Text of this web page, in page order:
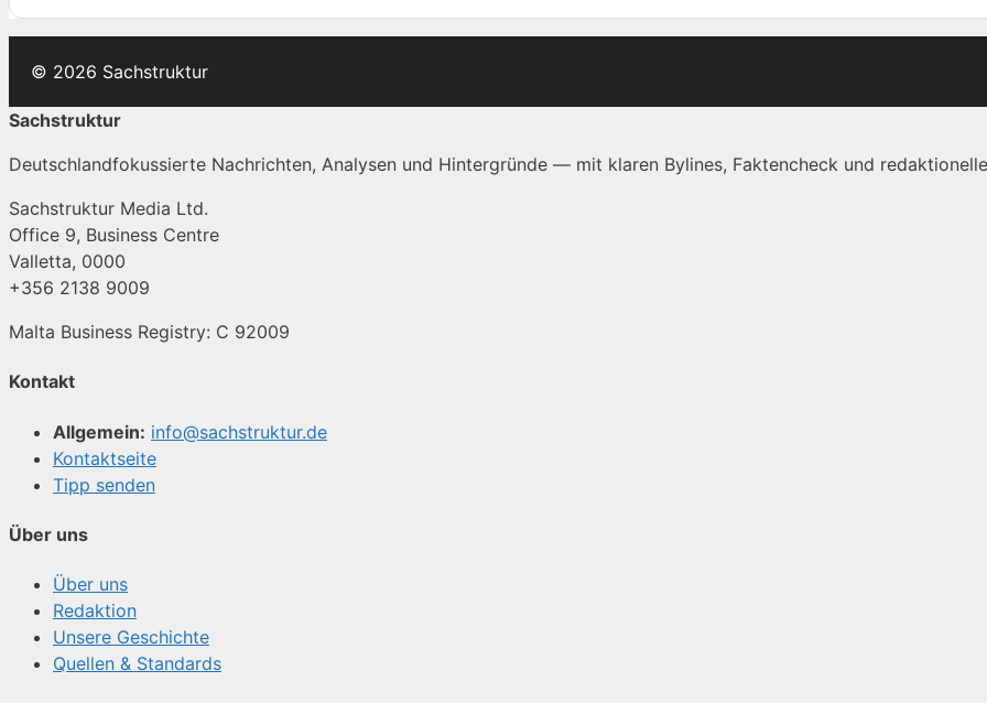
© 2026 Sachstruktur
Sachstruktur
Deutschlandfokussierte Nachrichten, Analysen und Hintergründe — mit klaren Bylines, Faktencheck und
Sachstruktur Media Ltd.
Office 9, Business Centre
Valletta, 0000
+356 2138 9009
Malta Business Registry: C 92009
Kontakt
Allgemein: info@sachstruktur.de
Kontaktseite
Tipp senden
Über uns
Über uns
Redaktion
Unsere Geschichte
Quellen & Standards